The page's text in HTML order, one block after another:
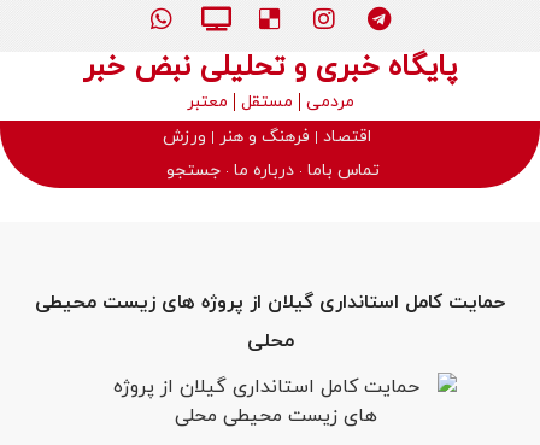
پایگاه خبری و تحلیلی نبض خبر
مردمی مستقل
معتبر
اقتصاد
فرهنگ و هنر
ورزش
تماس باما درباره ما جستجو
حمایت کامل استانداری گیلان از پروژه های زیست محیطی
محلی